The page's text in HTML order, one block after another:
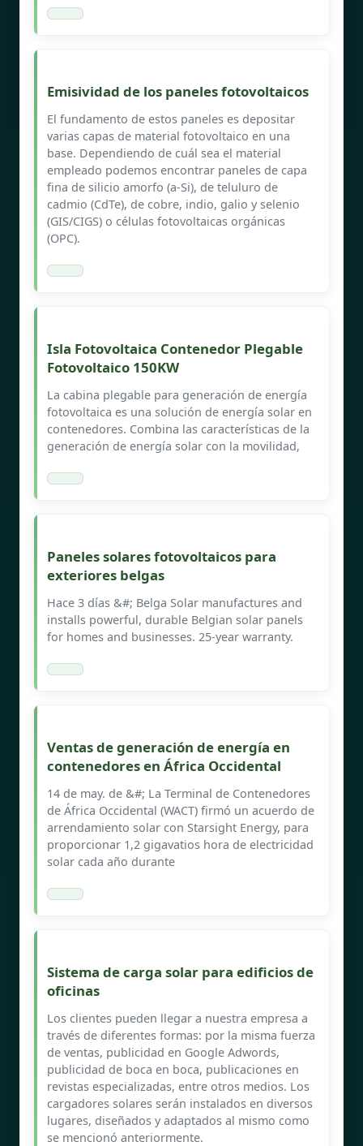
Emisividad de los paneles fotovoltaicos
El fundamento de estos paneles es depositar
varias capas de material fotovoltaico en una
base. Dependiendo de cuál sea el material
empleado podemos encontrar paneles de capa
fina de silicio amorfo (a-Si), de teluluro de
cadmio (CdTe), de cobre, indio, galio y selenio
(GIS/CIGS) o células fotovoltaicas orgánicas
(OPC).
Isla Fotovoltaica Contenedor Plegable
Fotovoltaico 150KW
La cabina plegable para generación de energía
fotovoltaica es una solución de energía solar en
contenedores. Combina las características de la
generación de energía solar con la movilidad,
Paneles solares fotovoltaicos para
exteriores belgas
Hace 3 días &#; Belga Solar manufactures and
installs powerful, durable Belgian solar panels
for homes and businesses. 25-year warranty.
Ventas de generación de energía en
contenedores en África Occidental
14 de may. de &#; La Terminal de Contenedores
de África Occidental (WACT) firmó un acuerdo de
arrendamiento solar con Starsight Energy, para
proporcionar 1,2 gigavatios hora de electricidad
solar cada año durante
Sistema de carga solar para edificios de
oficinas
Los clientes pueden llegar a nuestra empresa a
través de diferentes formas: por la misma fuerza
de ventas, publicidad en Google Adwords,
publicidad de boca en boca, publicaciones en
revistas especializadas, entre otros medios. Los
cargadores solares serán instalados en diversos
lugares, diseñados y adaptados al mismo como
se mencionó anteriormente.